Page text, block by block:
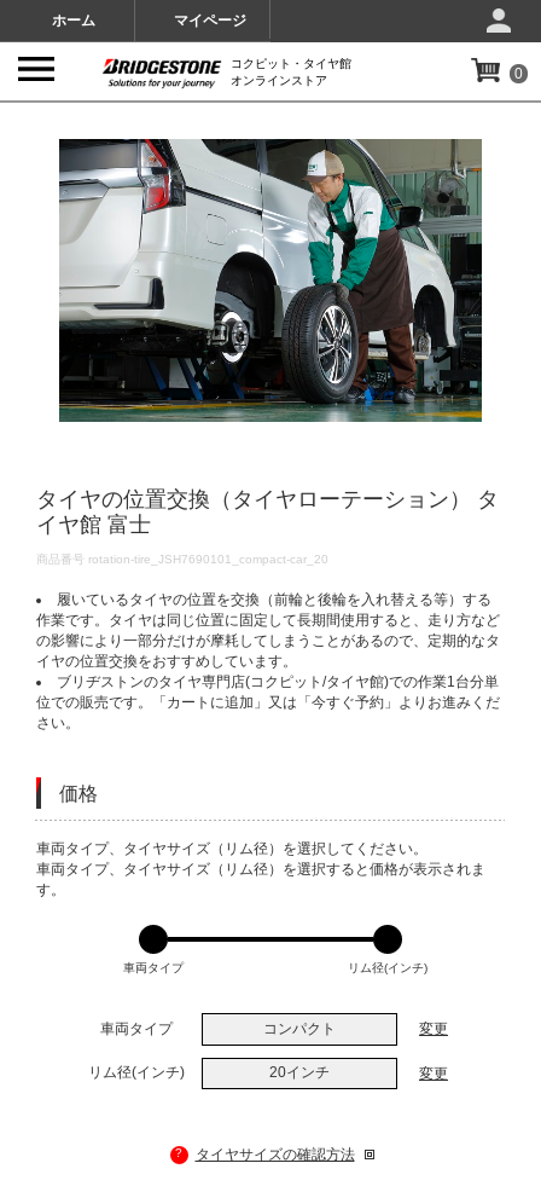
ホーム マイページ
コクピット・タイヤ館
オンラインストア
0
タイヤの位置交換（タイヤローテーション） タ
イヤ館 富士
DETAILS
商品番号 rotation-tire_JSH7690101_compact-car_20
履いているタイヤの位置を交換（前輪と後輪を入れ替える等）する
作業です。タイヤは同じ位置に固定して長期間使用すると、走り方など
の影響により一部分だけが摩耗してしまうことがあるので、定期的なタ
イヤの位置交換をおすすめしています。
ブリヂストンのタイヤ専門店(コクピット/タイヤ館)での作業1台分単
位での販売です。「カートに追加」又は「今すぐ予約」よりお進みくだ
さい。
価格
VARIATIONS
車両タイプ、タイヤサイズ（リム径）を選択してください。
車両タイプ、タイヤサイズ（リム径）を選択すると価格が表示されま
す。
車両タイプ リム径(インチ)
車両タイプ コンパクト 変更
リム径(インチ) 20インチ 変更
? タイヤサイズの確認方法